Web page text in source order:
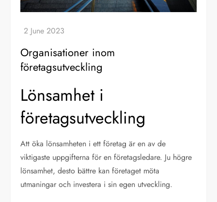
Organisationer inom
företagsutveckling
Lönsamhet i
företagsutveckling
Att öka lönsamheten i ett företag är en av de
viktigaste uppgifterna för en företagsledare. Ju högre
lönsamhet, desto bättre kan företaget möta
utmaningar och investera i sin egen utveckling.